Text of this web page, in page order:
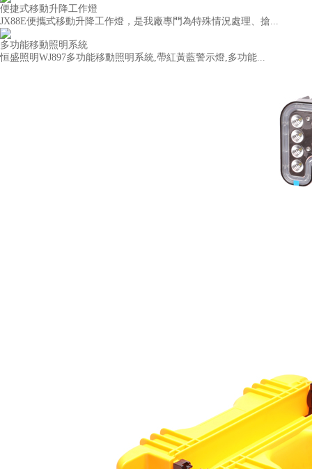
便捷式移動升降工作燈
JX88E便攜式移動升降工作燈，是我廠專門為特殊情況處理、搶...
多功能移動照明系統
恒盛照明WJ897多功能移動照明系統,帶紅黃藍警示燈,多功能...